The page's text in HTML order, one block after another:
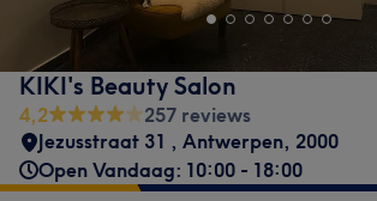
KIKI's Beauty Salon
4,2
257 reviews
Jezusstraat 31 , Antwerpen, 2000
Open Vandaag: 10:00 - 18:00